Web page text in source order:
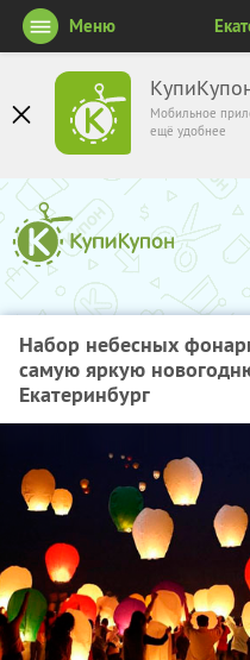
Мобильное
ещё удобнее
Меню
Набор небесных
самую яркую
Екатеринбург